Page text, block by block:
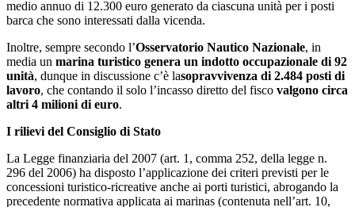
medio annuo di 12.300 euro generato da ciascuna unità per i posti
barca che sono interessati dalla vicenda.
Inoltre, sempre secondo l’Osservatorio Nautico Nazionale, in
media un marina turistico genera un indotto occupazionale di 92
unità, dunque in discussione c’è lasopravvivenza di 2.484 posti di
lavoro, che contando il solo l’incasso diretto del fisco valgono circa
altri 4 milioni di euro.
I rilievi del Consiglio di Stato
La Legge finanziaria del 2007 (art. 1, comma 252, della legge n.
296 del 2006) ha disposto l’applicazione dei criteri previsti per le
concessioni turistico-ricreative anche ai porti turistici, abrogando la
precedente normativa applicata ai marinas (contenuta nell’art. 10,